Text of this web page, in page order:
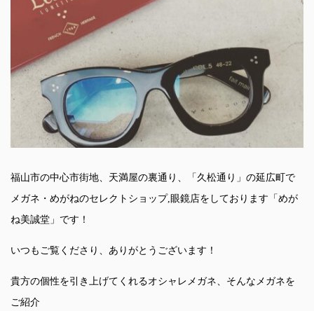
福山市の中心市街地、天満屋の裏通り、「久松通り」の延広町で
メガネ・めがねのセレクトショップ,眼鏡店をしております「めが
ね美誠堂」です！
いつもご覧くださり、ありがとうございます！
貴方の個性を引き上げてくれるオシャレメガネ、そんなメガネを
ご紹介